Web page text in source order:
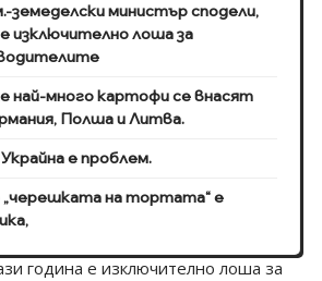
земеделски министър сподели,
изключително лоша за
най-много картофи се внасят
Полша и Литва.
е проблем.
„черешката на тортата“ е
година е изключително лоша за